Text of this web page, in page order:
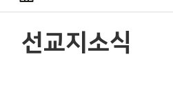
선교지소식